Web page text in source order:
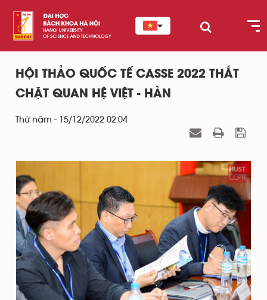
HỘI THẢO QUỐC TẾ CASSE 2022 THẮT
CHẶT QUAN HỆ VIỆT - HÀN
Thứ năm - 15/12/2022 02:04